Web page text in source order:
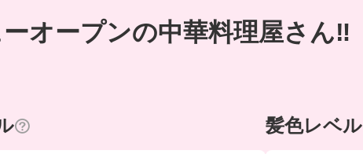
オープンの中華料理屋さん‼️
髪色レベル